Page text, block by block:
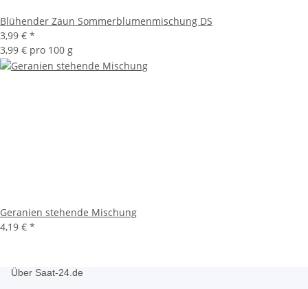
Blühender Zaun Sommerblumenmischung DS
3,99 € *
3,99 € pro 100 g
Geranien stehende Mischung
4,19 € *
Über Saat-24.de